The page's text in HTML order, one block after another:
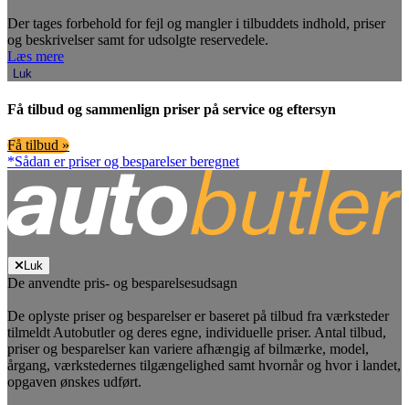
Der tages forbehold for fejl og mangler i tilbuddets indhold, priser
og beskrivelser samt for udsolgte reservedele.
Læs mere
Luk
Få tilbud og sammenlign priser på service og eftersyn
Få tilbud »
*Sådan er priser og besparelser beregnet
Luk
De anvendte pris- og besparelsesudsagn
De oplyste priser og besparelser er baseret på tilbud fra værksteder
tilmeldt Autobutler og deres egne, individuelle priser. Antal tilbud,
priser og besparelser kan variere afhængig af bilmærke, model,
årgang, værkstedernes tilgængelighed samt hvornår og hvor i landet,
opgaven ønskes udført.